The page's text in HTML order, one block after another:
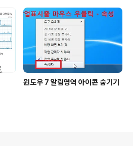
윈도우 7 알림영역 아이콘 숨기기